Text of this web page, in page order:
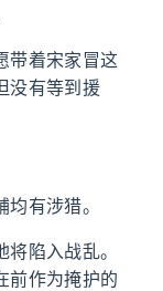
带着宋家冒这
没有等到援
有涉猎。
陷入战乱。
前作为掩护的